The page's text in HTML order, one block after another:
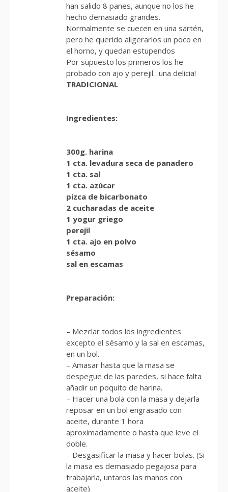
han salido 8 panes, aunque no los he
hecho demasiado grandes.
Normalmente se cuecen en una sartén,
pero he querido aligerarlos un poco en
el horno, y quedan estupendos
Por supuesto los primeros los he
probado con ajo y perejil…una delicia!
TRADICIONAL
Ingredientes:
300g. harina
1 cta. levadura seca de panadero
1 cta. sal
1 cta. azúcar
pizca de bicarbonato
2 cucharadas de aceite
1 yogur griego
perejil
1 cta. ajo en polvo
sésamo
sal en escamas
Preparación:
– Mezclar todos los ingredientes
excepto el sésamo y la sal en escamas,
en un bol.
– Amasar hasta que la masa se
despegue de las paredes, si hace falta
añadir un poquito de harina.
– Hacer una bola con la masa y dejarla
reposar en un bol engrasado con
aceite, durante 1 hora
aproximadamente o hasta que leve el
doble.
– Desgasificar la masa y hacer bolas. (Si
la masa es demasiado pegajosa para
trabajarla, untaros las manos con
aceite)